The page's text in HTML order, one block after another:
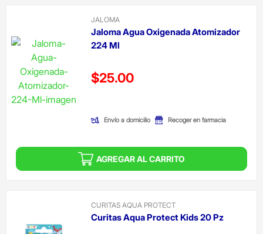
JALOMA
Jaloma Agua Oxigenada Atomizador
224 Ml
Precio reducido de
$25.00
Envío a domicilio Recoger en farmacia
AGREGAR AL CARRITO
CURITAS AQUA PROTECT
Curitas Aqua Protect Kids 20 Pz